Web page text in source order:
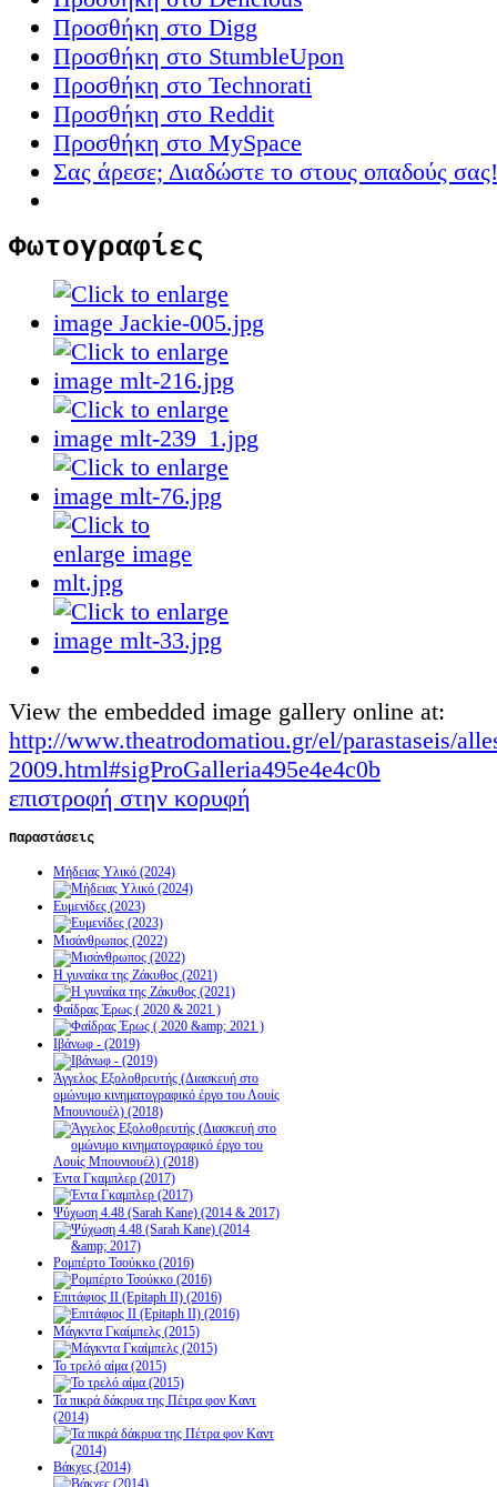
Προσθήκη στο Digg
Προσθήκη στο StumbleUpon
Προσθήκη στο Technorati
Προσθήκη στο Reddit
Προσθήκη στο MySpace
Σας άρεσε; Διαδώστε το στους οπαδούς σας!
Φωτογραφίες
View the embedded image gallery online at:
http://www.theatrodomatiou.gr/el/parastaseis/
2009.html#sigProGalleria495e4e4c0b
επιστροφή στην κορυφή
Παραστάσεις
Μήδειας Υλικό (2024)
Ευμενίδες (2023)
Μισάνθρωπος (2022)
Η γυναίκα της Ζάκυθος (2021)
Φαίδρας Έρως ( 2020 & 2021 )
Ιβάνωφ - (2019)
Άγγελος Εξολοθρευτής (Διασκευή στο
ομώνυμο κινηματογραφικό έργο του Λουίς
Μπουνιουέλ) (2018)
Έντα Γκαμπλερ (2017)
Ψύχωση 4.48 (Sarah Kane) (2014 & 2017)
Ρομπέρτο Τσούκκο (2016)
Επιτάφιος ΙΙ (Epitaph II) (2016)
Μάγκντα Γκαίμπελς (2015)
Το τρελό αίμα (2015)
Τα πικρά δάκρυα της Πέτρα φον Καντ
(2014)
Βάκχες (2014)